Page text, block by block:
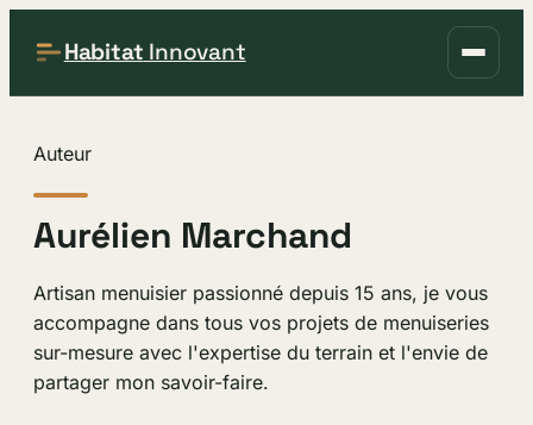
Habitat Innovant
Auteur
Aurélien Marchand
Artisan menuisier passionné depuis 15 ans, je vous
accompagne dans tous vos projets de menuiseries
sur-mesure avec l'expertise du terrain et l'envie de
partager mon savoir-faire.